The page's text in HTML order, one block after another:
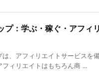
プ：学ぶ・稼ぐ・アフィ
は、アフィリエイトサービスを
フィリエイトはもちろん商 ...